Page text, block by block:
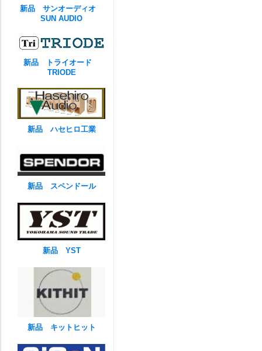
新品 サンオーディオ
SUN AUDIO
新品 トライオード
TRIODE
新品 ハセヒロ工業
新品 スペンドール
新品 YST
新品 キットヒット